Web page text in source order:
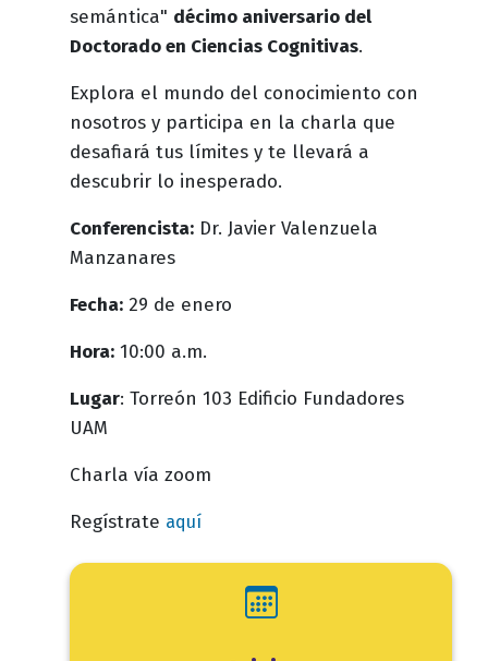
semántica" décimo aniversario del
Doctorado en Ciencias Cognitivas.
Explora el mundo del conocimiento con
nosotros y participa en la charla que
desafiará tus límites y te llevará a
descubrir lo inesperado.
Conferencista: Dr. Javier Valenzuela
Manzanares
Fecha: 29 de enero
Hora: 10:00 a.m.
Lugar: Torreón 103 Edificio Fundadores
UAM
Charla vía zoom
Regístrate aquí